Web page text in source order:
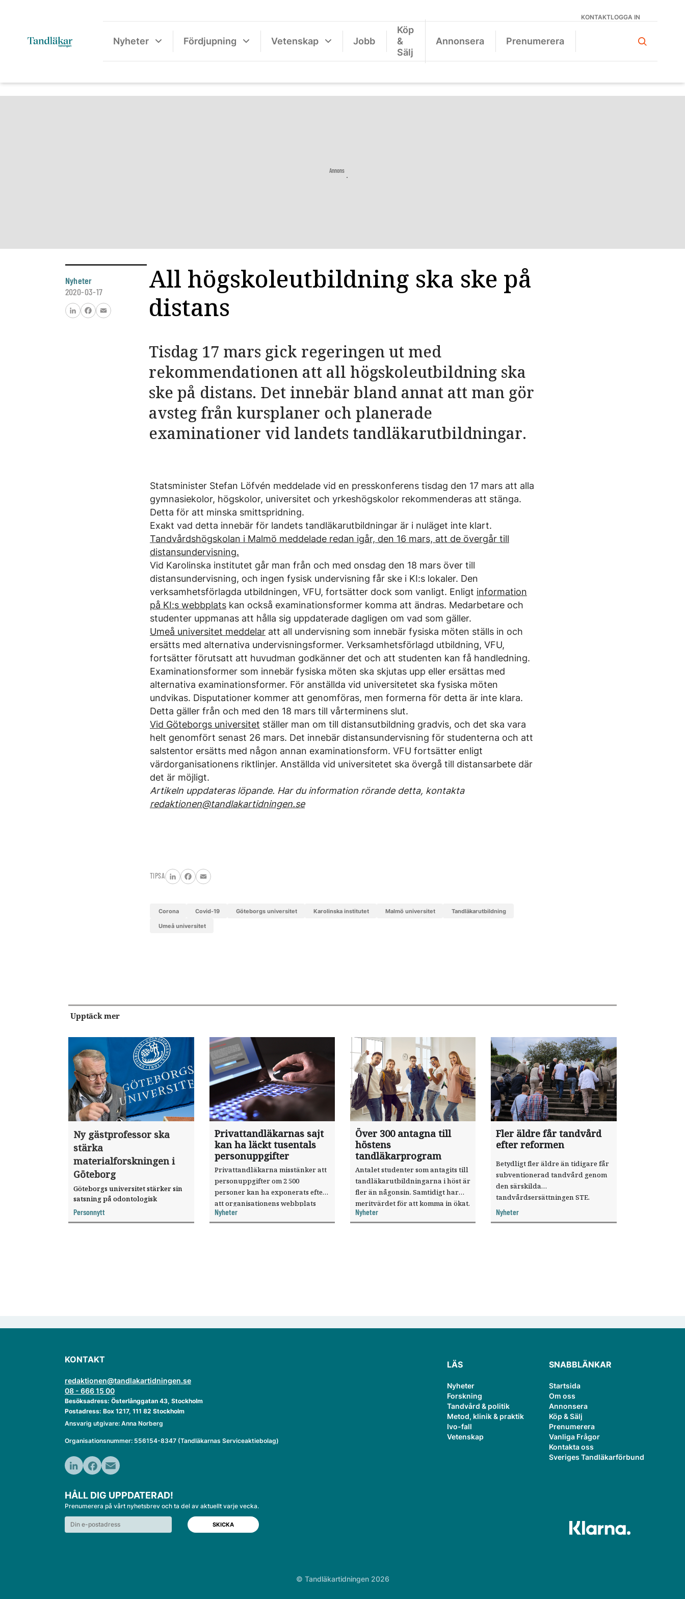
KONTAKTLOGGA IN
Nyheter Fördjupning Vetenskap Jobb
Köp
&
Sälj
Annonsera Prenumerera
Annons
Nyheter
2020-03-17
FacebookEmail
All högskoleutbildning ska ske på
distans
Tisdag 17 mars gick regeringen ut med
rekommendationen att all högskoleutbildning ska
ske på distans. Det innebär bland annat att man gör
avsteg från kursplaner och planerade
examinationer vid landets tandläkarutbildningar.
Statsminister Stefan Löfvén meddelade vid en presskonferens tisdag den 17 mars att alla
gymnasiekolor, högskolor, universitet och yrkeshögskolor rekommenderas att stänga.
Detta för att minska smittspridning.
Exakt vad detta innebär för landets tandläkarutbildningar är i nuläget inte klart.
Tandvårdshögskolan i Malmö meddelade redan igår, den 16 mars, att de övergår till
distansundervisning.
Vid Karolinska institutet går man från och med onsdag den 18 mars över till
distansundervisning, och ingen fysisk undervisning får ske i KI:s lokaler. Den
verksamhetsförlagda utbildningen, VFU, fortsätter dock som vanligt. Enligt information
på KI:s webbplats kan också examinationsformer komma att ändras. Medarbetare och
studenter uppmanas att hålla sig uppdaterade dagligen om vad som gäller.
Umeå universitet meddelar att all undervisning som innebär fysiska möten ställs in och
ersätts med alternativa undervisningsformer. Verksamhetsförlagd utbildning, VFU,
fortsätter förutsatt att huvudman godkänner det och att studenten kan få handledning.
Examinationsformer som innebär fysiska möten ska skjutas upp eller ersättas med
alternativa examinationsformer. För anställda vid universitetet ska fysiska möten
undvikas. Disputationer kommer att genomföras, men formerna för detta är inte klara.
Detta gäller från och med den 18 mars till vårterminens slut.
Vid Göteborgs universitet ställer man om till distansutbildning gradvis, och det ska vara
helt genomfört senast 26 mars. Det innebär distansundervisning för studenterna och att
salstentor ersätts med någon annan examinationsform. VFU fortsätter enligt
värdorganisationens riktlinjer. Anställda vid universitetet ska övergå till distansarbete där
det är möjligt.
Artikeln uppdateras löpande. Har du information rörande detta, kontakta
redaktionen@tandlakartidningen.se
TIPSA
LinkedInFacebook
Email
corona covid-19 Göteborgs universitet Karolinska institutet Malmö universitet tandläkarutbildning
Umeå universitet
Upptäck mer
Ny gästprofessor ska
stärka
materialforskningen i
Göteborg
Göteborgs universitet stärker sin
satsning på odontologisk
materialforskning genom att
knyta forskaren Pekka Vallittu till
Personnytt
Privattandläkarnas sajt
kan ha läckt tusentals
personuppgifter
Privattandläkarna misstänker att
personuppgifter om 2 500
personer kan ha exponerats efter
att organisationens webbplats
utnyttjats genom en sårbarhet i ett
publiceringsverktyg.
Nyheter
Över 300 antagna till
höstens
tandläkarprogram
Antalet studenter som antagits till
tandläkarutbildningarna i höst är
fler än någonsin. Samtidigt har
meritvärdet för att komma in ökat.
Nyheter
Fler äldre får tandvård
efter reformen
Betydligt fler äldre än tidigare får
subventionerad tandvård genom
den särskilda
tandvårdsersättningen STE.
Samtidigt höjer
Försäkringskassan åter sin
Nyheter
KONTAKT
redaktionen@tandlakartidningen.se
08 - 666 15 00
Besöksadress: Österlånggatan 43, Stockholm
Postadress: Box 1217, 111 82 Stockholm
Ansvarig utgivare: Anna Norberg
Organisationsnummer: 556154-8347 (Tandläkarnas Serviceaktiebolag)
HÅLL DIG UPPDATERAD!
Prenumerera på vårt nyhetsbrev och ta del av aktuellt varje vecka.
LÄS
Nyheter
Forskning
Tandvård & politik
Metod, klinik & praktik
Ivo-fall
Vetenskap
SNABBLÄNKAR
Startsida
Om oss
Annonsera
Köp & Sälj
Prenumerera
Vanliga Frågor
Kontakta oss
Sveriges Tandläkarförbund
© Tandläkartidningen 2026